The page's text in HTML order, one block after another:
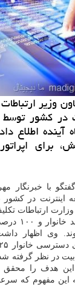
وزیر
در کشور
آینده اطلاع
با خبرنگار
اینترنت در کشور
ارتباطات
۱۴۰۴ باید
وی اظهار
کسب و کارها ۱۰۰ مگابیت در
این هدف را محقق
مفهوم که